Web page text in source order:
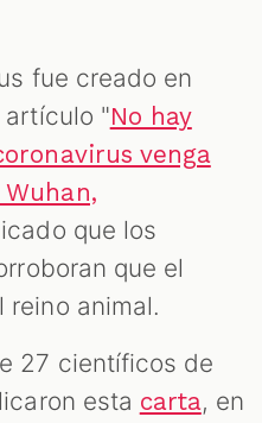
fue creado en
artículo "No hay
venga
que los
que el
reino animal.
27 científicos de
esta carta, en